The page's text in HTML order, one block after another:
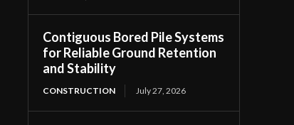
Contiguous Bored Pile Systems
for Reliable Ground Retention
and Stability
CONSTRUCTION July 27, 2026